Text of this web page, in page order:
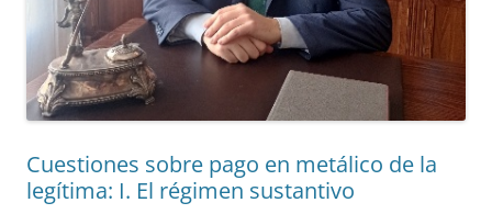
Cuestiones sobre pago en metálico de la
legítima: I. El régimen sustantivo